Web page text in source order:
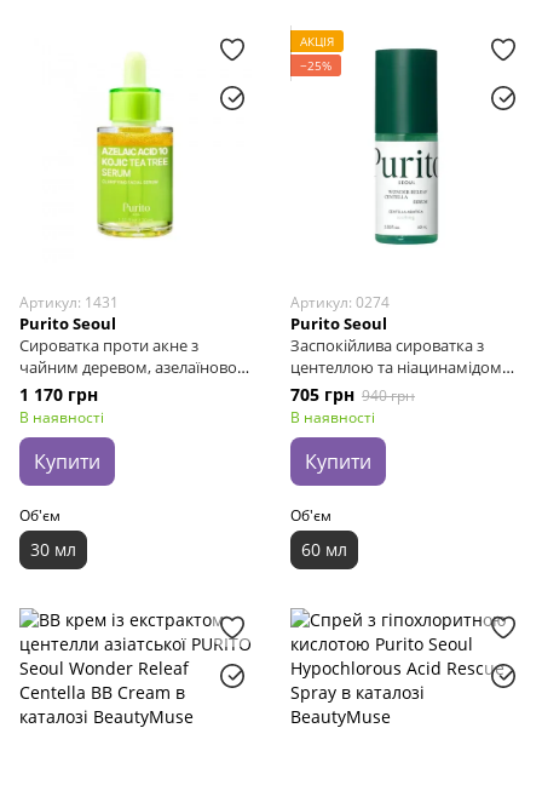
Артикул: 1431
Purito Seoul
Сироватка проти акне з
чайним деревом, азелаїновою
та коєвою кислотами Purito
Seoul Azelaic Acid 10 Kojic Tea
Tree Serum, 30 мл
1 170 грн
В наявності
Купити
Об'єм
30 мл
АКЦІЯ
−25%
Артикул: 0274
Purito Seoul
Заспокійлива сироватка з
центеллою та ніацинамідом
Purito Seoul Wonder Releaf
Centella Serum, 60 мл
705 грн 940 грн
В наявності
Купити
Об'єм
60 мл